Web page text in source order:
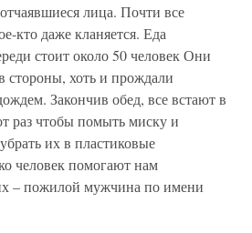
лица. Почти все
кто даже кланяется. Еда
стоит около 50 человек Они
стороны, хоть и прождали
Закончив обед, все встают в
раз чтобы помыть миску и
их в пластиковые
человек помогают нам
– пожилой мужчина по имени